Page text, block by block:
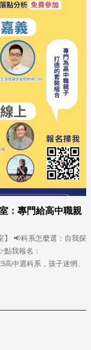
：專門給高中職親
】 📢科系怎麼選：自我探
我報名：
高中選科系，孩子迷惘、